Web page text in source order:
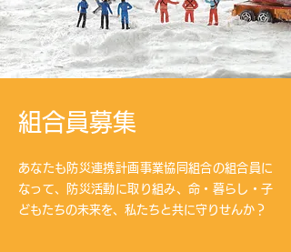
組合員募集
あなたも防災連携計画事業協同組合の組合員に
なって、防災活動に取り組み、命・暮らし・子
どもたちの未来を、私たちと共に守りせんか？